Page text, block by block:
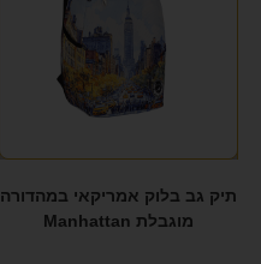
תיק גב בלוק אמריקאי במהדורה
מוגבלת Manhattan